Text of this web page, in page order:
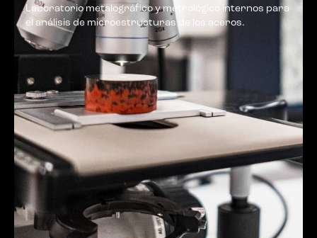
Laboratorio metalográfico y metrológico internos para
el análisis de microestructuras de los aceros.